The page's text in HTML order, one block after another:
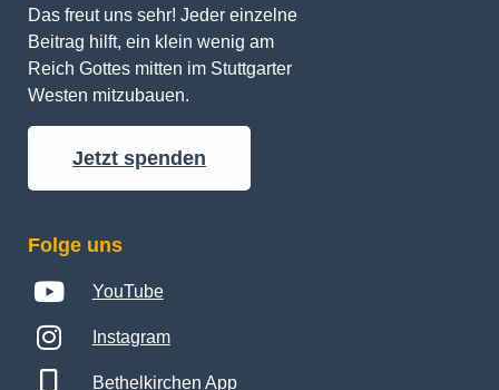
Das freut uns sehr! Jeder einzelne
Beitrag hilft, ein klein wenig am
Reich Gottes mitten im Stuttgarter
Westen mitzubauen.
Jetzt spenden
Folge uns
YouTube
Instagram
Bethelkirchen App